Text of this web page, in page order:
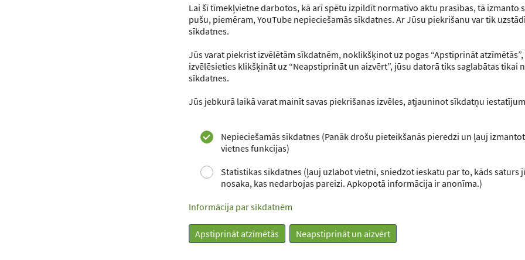
1. janvāris - 31. decembris
1. janvāris - 30.
SOCIĀLIE MEDIJI
SAITES
Brīvprātīgo Vēstis
© 2025 BRIVPRATIGIE.LV Visas tiesības aizsargātas
Lai šī tīmekļvietne darbotos, kā arī spētu izpildīt normatīvo aktu prasības, tā izmanto
pušu, piemēram, YouTube nepieciešamās sīkdatnes. Ar Jūsu piekrišanu var tik
sīkdatnes.
Jūs varat piekrist izvēlētām sīkdatnēm, noklikšķinot uz pogas “Apstiprināt
izvēlēsieties klikšķināt uz “Neapstiprināt un aizvērt”, jūsu datorā tiks saglabātas tikai
sīkdatnes.
Jūs jebkurā laikā varat mainīt savas piekrišanas izvēles, atjauninot sīkdatņu
Nepieciešamās sīkdatnes (Panāk drošu pieteikšanās pieredzi un ļauj
vietnes funkcijas)
Statistikas sīkdatnes (ļauj uzlabot vietni, sniedzot ieskatu par to, kāds saturs
nosaka, kas nedarbojas pareizi. Apkopotā informācija ir anonīma.)
Informācija par sīkdatnēm
Apstiprināt atzīmētās Neapstiprināt un aizvērt